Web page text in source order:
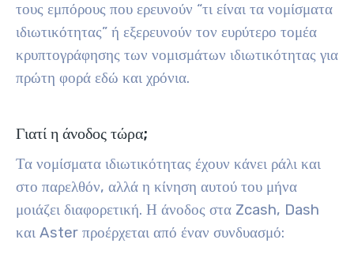
τους εμπόρους που ερευνούν “τι είναι τα νομίσματα
ιδιωτικότητας” ή εξερευνούν τον ευρύτερο τομέα
κρυπτογράφησης των νομισμάτων ιδιωτικότητας για
πρώτη φορά εδώ και χρόνια.
Γιατί η άνοδος τώρα;
Τα νομίσματα ιδιωτικότητας έχουν κάνει ράλι και
στο παρελθόν, αλλά η κίνηση αυτού του μήνα
μοιάζει διαφορετική. Η άνοδος στα Zcash, Dash
και Aster προέρχεται από έναν συνδυασμό: